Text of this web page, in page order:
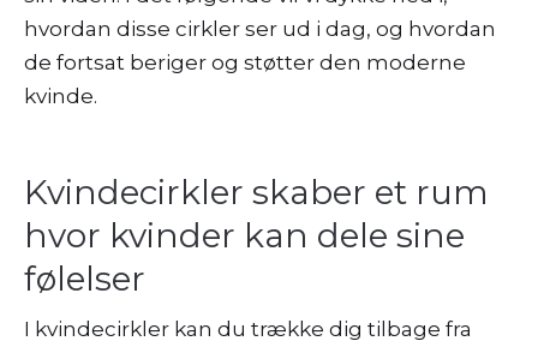
hvordan disse cirkler ser ud i dag, og hvordan
de fortsat beriger og støtter den moderne
kvinde.
Kvindecirkler skaber et rum
hvor kvinder kan dele sine
følelser
I kvindecirkler kan du trække dig tilbage fra